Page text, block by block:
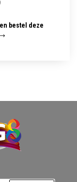
bestel deze